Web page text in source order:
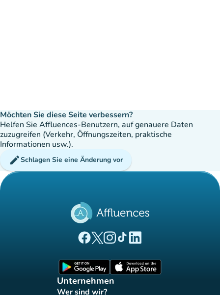
Möchten Sie diese Seite verbessern?
Helfen Sie Affluences-Benutzern, auf genauere Daten
zuzugreifen (Verkehr, Öffnungszeiten, praktische
Informationen usw.).
editSchlagen Sie eine Änderung vor
(new tab)
(new tab)
(new tab)(new tab)
(new tab)
Unternehmen
Wer sind wir?